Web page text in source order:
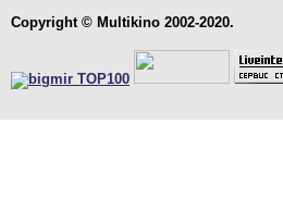
Copyright © Multikino 2002-2020.